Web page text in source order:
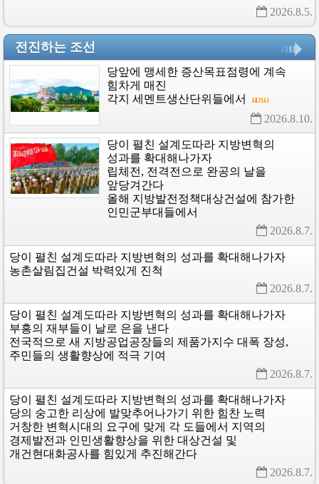
2026.8.5.
전진하는 조선
당앞에 맹세한 증산목표점령에 계속
힘차게 매진
각지 세멘트생산단위들에서
2026.8.10.
당이 펼친 설계도따라 지방변혁의
성과를 확대해나가자
립체전, 전격전으로 완공의 날을
앞당겨간다
올해 지방발전정책대상건설에 참가한
인민군부대들에서
2026.8.7.
당이 펼친 설계도따라 지방변혁의 성과를 확대해나가자
농촌살림집건설 박력있게 진척
2026.8.7.
당이 펼친 설계도따라 지방변혁의 성과를 확대해나가자
부흥의 재부들이 날로 은을 낸다
전국적으로 새 지방공업공장들의 제품가지수 대폭 장성,
주민들의 생활향상에 적극 기여
2026.8.7.
당이 펼친 설계도따라 지방변혁의 성과를 확대해나가자
당의 숭고한 리상에 발맞추어나가기 위한 힘찬 노력
거창한 변혁시대의 요구에 맞게 각 도들에서 지역의
경제발전과 인민생활향상을 위한 대상건설 및
개건현대화공사를 힘있게 추진해간다
2026.8.7.